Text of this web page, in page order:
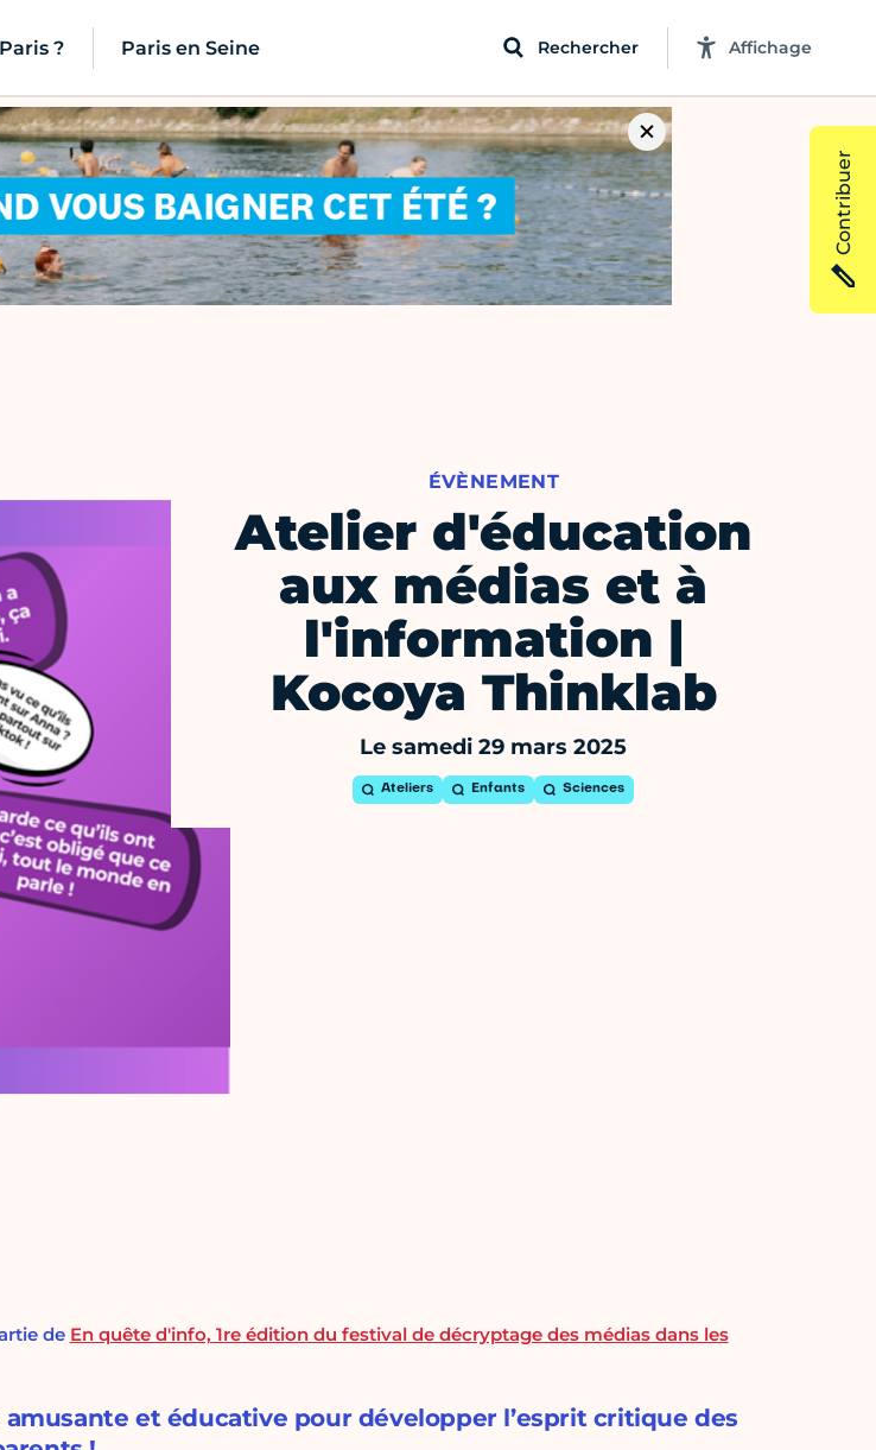
? Paris en Seine Rechercher Affichage
ÉVÈNEMENT
Atelier d'éducation
aux médias et à
l'information |
Kocoya Thinklab
Le samedi 29 mars 2025
Ateliers Enfants Sciences
de En quête d'info, 1re édition du festival de décryptage des médias dans les
et éducative pour développer l’esprit critique des
Contribuer